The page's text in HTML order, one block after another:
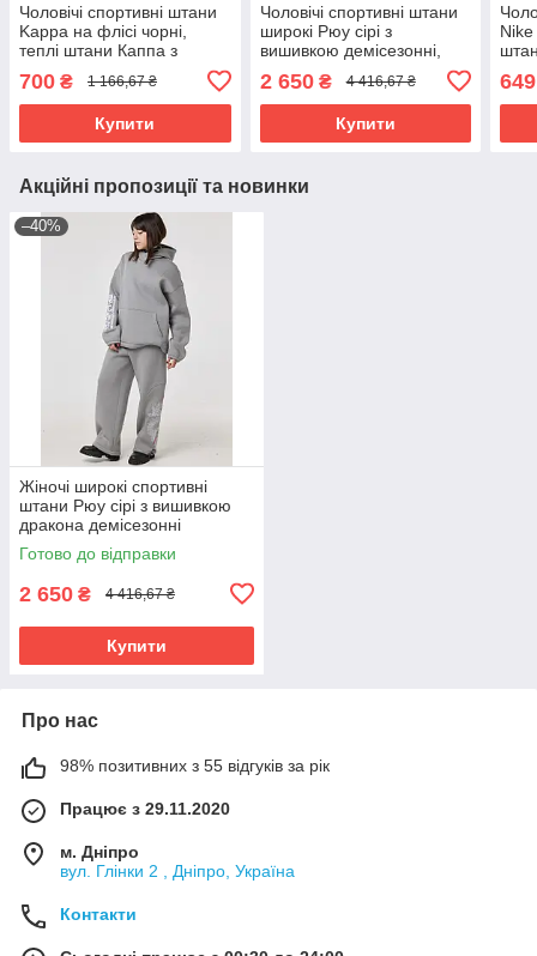
Чоловічі спортивні штани
Kappa на флісі чорні,
теплі штани Каппа з
700 ₴ 1 166,67 ₴
Купити
Чоловічі спортивні штани
широкі Рюу сірі з
вишивкою демісезонні,
тринитка на флісі
2 650₴ 4 416,67 ₴
Купити
Nike
649
Акційні пропозиції та новинки
–40%
Жіночі широкі спортивні
штани Рюу сірі з вишивкою
дракона демісезонні
Готово до відправки
2 650 ₴ 4 416,67 ₴
Купити
Про нас
98% позитивних з 55 відгуків за рік
Працює з 29.11.2020
м. Дніпро
вул. Глінки 2 , Дніпро, Україна
Контакти